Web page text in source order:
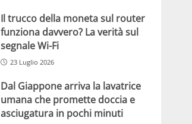
Il trucco della moneta sul router
funziona davvero? La verità sul
segnale Wi-Fi
23 Luglio 2026
Dal Giappone arriva la lavatrice
umana che promette doccia e
asciugatura in pochi minuti